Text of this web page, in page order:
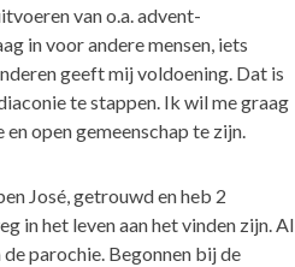
van o.a. advent-
in voor andere mensen, iets
geeft mij voldoening. Dat is
te stappen. Ik wil me graag
open gemeenschap te zijn.
José, getrouwd en heb 2
in het leven aan het vinden zijn. Al
parochie. Begonnen bij de